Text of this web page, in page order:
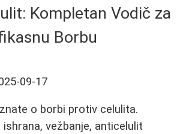
Kompletan Vodič za
Borbu
09-17
o borbi protiv celulita.
vežbanje, anticelulit